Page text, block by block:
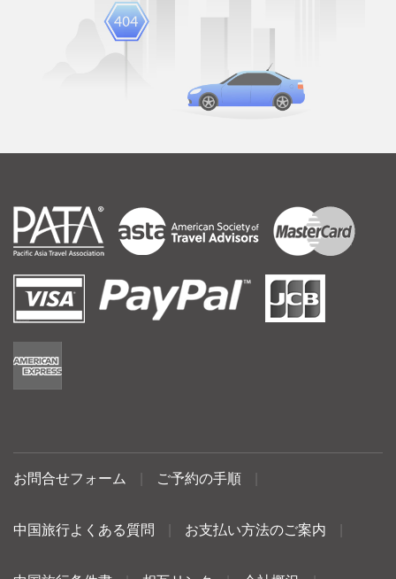
お問合せフォーム ご予約の手順
中国旅行よくある質問 お支払い方法のご案内